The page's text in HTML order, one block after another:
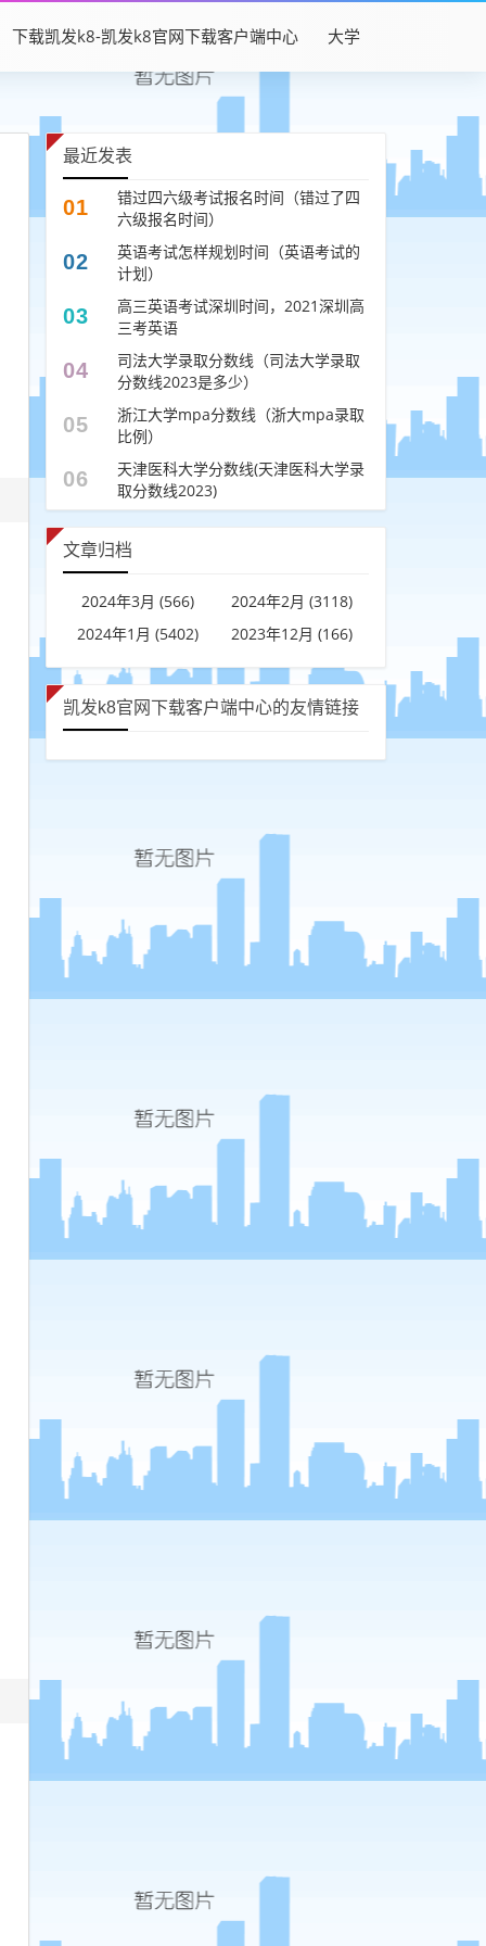
下载凯发k8-凯发k8官网下载客户端中心 大学
最近发表
01
错过四六级考试报名时间（错过了四
六级报名时间）
02
英语考试怎样规划时间（英语考试的
计划）
03
高三英语考试深圳时间，2021深圳高
三考英语
04
司法大学录取分数线（司法大学录取
分数线2023是多少）
05
浙江大学mpa分数线（浙大mpa录取
比例）
06
天津医科大学分数线(天津医科大学录
取分数线2023)
文章归档
2024年3月 (566)
2024年2月 (3118)
2024年1月 (5402)
2023年12月 (166)
凯发k8官网下载客户端中心的友情链接